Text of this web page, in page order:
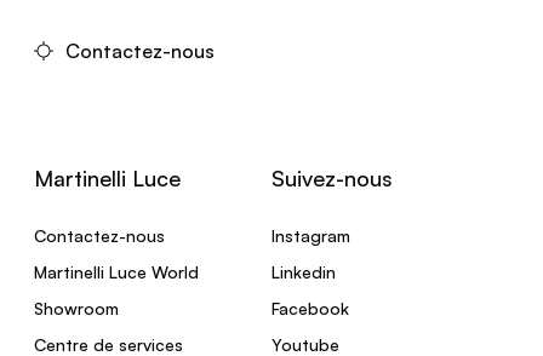
Contactez-nous
Martinelli Luce
Contactez-nous
Martinelli Luce World
Showroom
Centre de services
Suivez-nous
Instagram
Linkedin
Facebook
Youtube